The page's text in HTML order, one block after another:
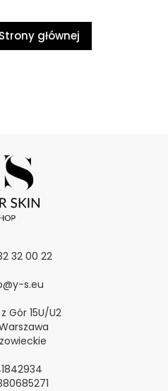
głównej
32 00 22
s.eu
Gór 15U/U2